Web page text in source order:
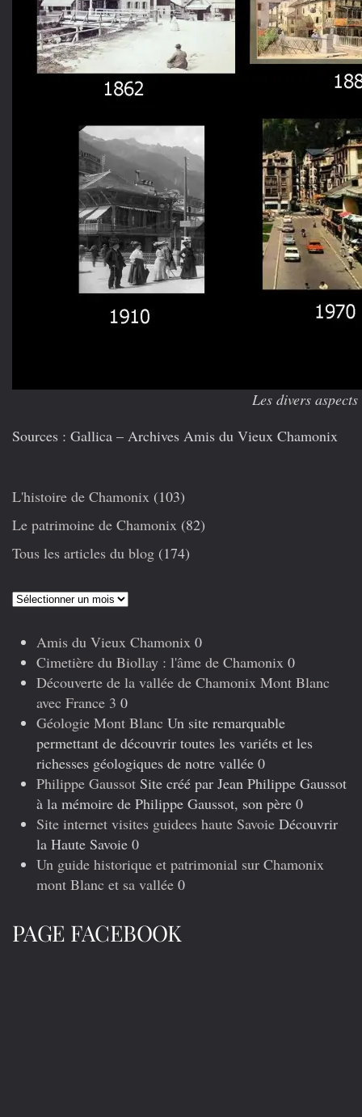
Les divers aspects de la
Sources : Gallica – Archives Amis du Vieux Chamonix
L'histoire de Chamonix (103)
Le patrimoine de Chamonix (82)
Tous les articles du blog (174)
Articles
Amis du Vieux Chamonix 0
Cimetière du Biollay : l'âme de Chamonix 0
Découverte de la vallée de Chamonix Mont Blanc
avec France 3 0
Géologie Mont Blanc Un site remarquable
permettant de découvrir toutes les variéts et les
richesses géologiques de notre vallée 0
Philippe Gaussot Site créé par Jean Philippe Gaussot
à la mémoire de Philippe Gaussot, son père 0
Site internet visites guidees haute Savoie Découvrir
la Haute Savoie 0
Un guide historique et patrimonial sur Chamonix
mont Blanc et sa vallée 0
PAGE FACEBOOK